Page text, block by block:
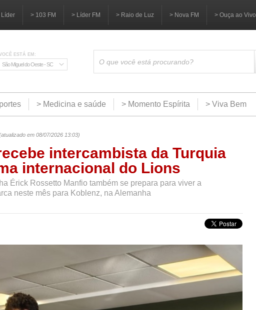
Líder > 103 FM > Líder FM > Raio de Luz > Nova FM > Ouça ao Vivo
ESTÁ EM:
São Miguel do Oeste - SC
> Medicina e saúde > Momento Espírita > Viva Bem
em 08/07/2026 13:03)
intercambista da Turquia
internacional do Lions
Érick Rossetto Manfio também se prepara para viver a
neste mês para Koblenz, na Alemanha